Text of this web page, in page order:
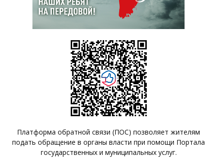
Платформа обратной связи (ПОС) позволяет жителям
подать обращение в органы власти при помощи Портала
государственных и муниципальных услуг.